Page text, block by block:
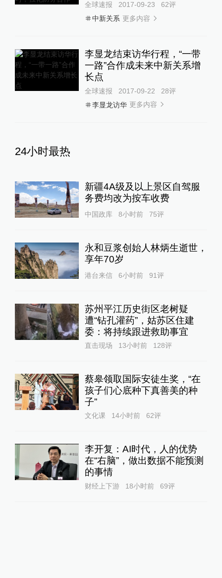
全球速报 2017-09-23 62评
中新关系 更多内容
李显龙结束访华行程，“一带
一路”合作成未来中新关系增
长点
全球速报 2017-09-22 28评
李显龙访华 更多内容
24小时最热
新疆4A级及以上景区自驾服
务费均改为按车收费
中国政库 8小时前 75评
永和豆浆创始人林炳生逝世，
享年70岁
港台来信 6小时前 91评
苏州平江历史街区老树疑
遭“钻孔灌药”，姑苏区住建
委：将持续跟进救助事宜
直击现场 13小时前 128评
蔡皋领取国际安徒生奖，“在
孩子们心底种下真善美的种
子”
文化课 14小时前 62评
李开复：AI时代，人的优势
在“右脑”，做出数据不能预测
的事情
财经上下游 18小时前 69评